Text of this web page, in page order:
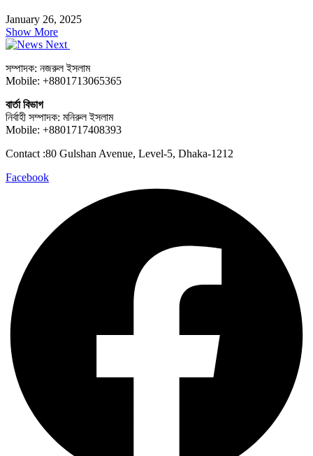
January 26, 2025
Show More
সম্পাদক: নজরুল ইসলাম
Mobile: +8801713065365
বার্তা বিভাগ
নির্বাহী সম্পাদক: মনিরুল ইসলাম
Mobile: +8801717408393
Contact :80 Gulshan Avenue, Level-5, Dhaka-1212
Facebook